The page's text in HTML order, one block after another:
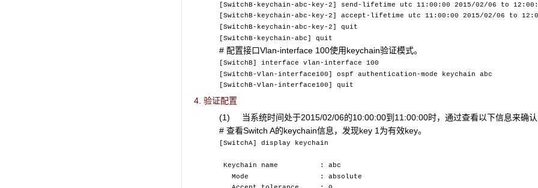
[SwitchB-keychain-abc-key-2] send-lifetime utc 11:00:00 2015/02/06 to
[SwitchB-keychain-abc-key-2] accept-lifetime utc 11:00:00 2015/02/06 to
[SwitchB-keychain-abc-key-2] quit
[SwitchB-keychain-abc] quit
# 配置接口Vlan-interface 100使用keychain验证模式。
[SwitchB] interface vlan-interface 100
[SwitchB-Vlan-interface100] ospf authentication-mode keychain abc
[SwitchB-Vlan-interface100] quit
4. 验证配置
(1) 当系统时间处于2015/02/06的10:00:00到11:00:00时，通过查看以下信息来确认
# 查看Switch A的keychain信息，发现key 1为有效key。
[SwitchA] display keychain
Keychain name : abc
Mode : absolute